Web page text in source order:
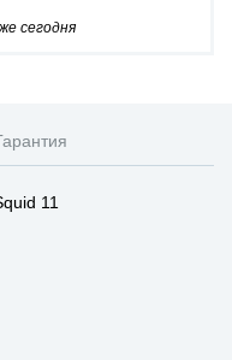
сегодня
11